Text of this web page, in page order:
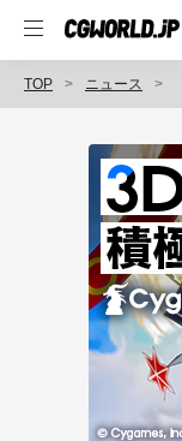
TOP ニュース